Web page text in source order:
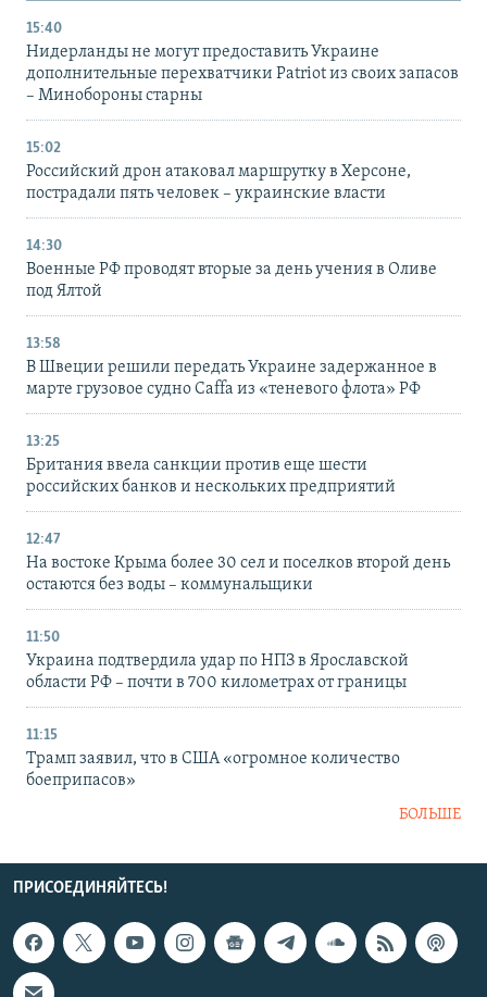
15:40
Нидерланды не могут предоставить Украине
дополнительные перехватчики Patriot из своих запасов
– Минобороны старны
15:02
Российский дрон атаковал маршрутку в Херсоне,
пострадали пять человек – украинские власти
14:30
Военные РФ проводят вторые за день учения в Оливе
под Ялтой
13:58
В Швеции решили передать Украине задержанное в
марте грузовое судно Caffa из «теневого флота» РФ
13:25
Британия ввела санкции против еще шести
российских банков и нескольких предприятий
12:47
На востоке Крыма более 30 сел и поселков второй день
остаются без воды – коммунальщики
11:50
Украина подтвердила удар по НПЗ в Ярославской
области РФ – почти в 700 километрах от границы
11:15
Трамп заявил, что в США «огромное количество
боеприпасов»
БОЛЬШЕ
ПРИСОЕДИНЯЙТЕСЬ!